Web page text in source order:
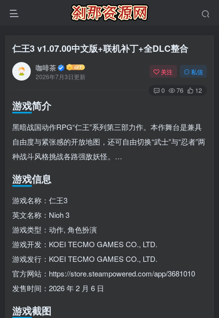
仁王3 v1.07.00中文版+联机补丁+全DLC整合
咖啡茶
2026年7月3日更新
关注 私信
0 76 12
游戏简介
黑暗战国动作RPG“仁王”系列第三部力作。本作舞台是兼具
自由度与紧张感的开放地图，还可自由切换“武士”与“忍者”两
种战斗风格挑战各路强敌妖怪。…
游戏信息
游戏名称：仁王3
英文名称：Nioh 3
游戏类型：动作, 角色扮演
游戏开发：KOEI TECMO GAMES CO., LTD.
游戏发行：KOEI TECMO GAMES CO., LTD.
官方网站：https://store.steampowered.com/app/3681010
发售时间：2026 年 2 月 6 日
游戏截图